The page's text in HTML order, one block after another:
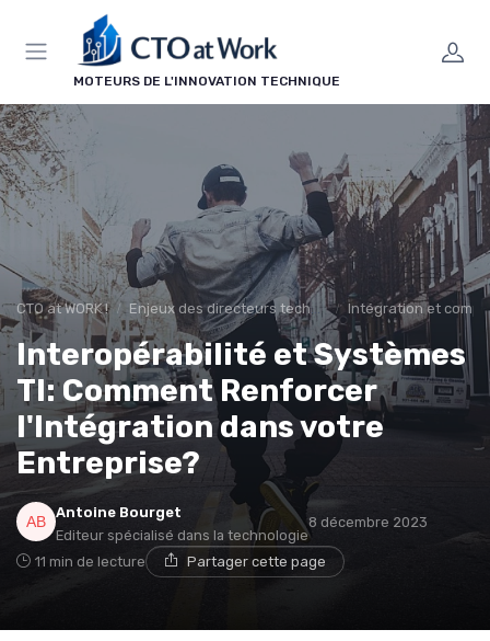
MOTEURS DE L'INNOVATION TECHNIQUE
CTO at WORK ! Enjeux des directeurs techniques Intégration et
Interopérabilité et Systèmes
TI: Comment Renforcer
l'Intégration dans votre
Entreprise?
Antoine Bourget
Editeur spécialisé dans la technologie
8 décembre 2023
11 min de lecture Partager cette page
Panneau de gestion des cookies